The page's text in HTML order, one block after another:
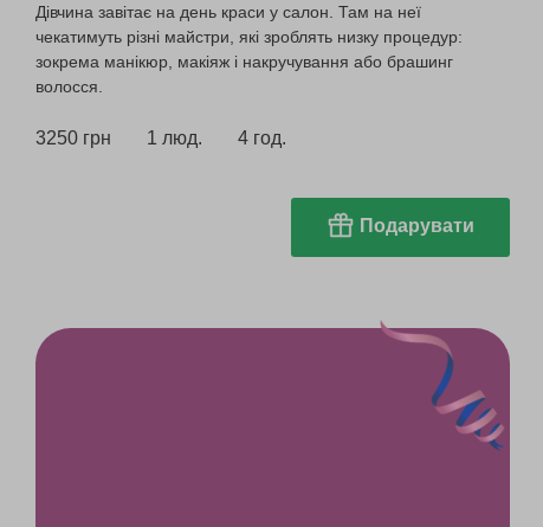
Дівчина завітає на день краси у салон. Там на неї
чекатимуть різні майстри, які зроблять низку процедур:
зокрема манікюр, макіяж і накручування або брашинг
волосся.
3250 грн 1 люд. 4 год.
Подарувати